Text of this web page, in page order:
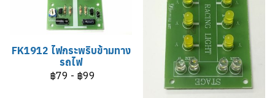
FK1912 ไฟกระพริบข้ามทาง
รถไฟ
฿79 - ฿99